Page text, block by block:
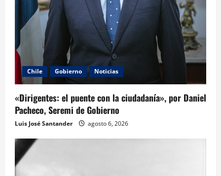
Chile Gobierno Noticias
«Dirigentes: el puente con la ciudadanía», por Daniel
Pacheco, Seremi de Gobierno
Luis José Santander agosto 6, 2026